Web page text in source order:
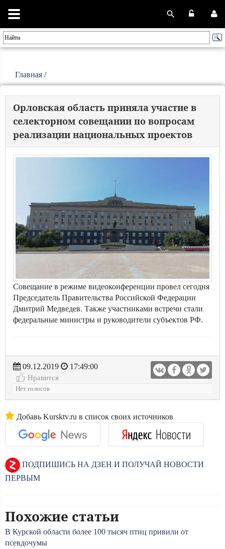
Главная /
Орловская область приняла участие в
селекторном совещании по вопросам
реализации национальных проектов
Совещание в режиме видеоконференции провел сегодня
Председатель Правительства Российской Федерации
Дмитрий Медведев. Также участниками встречи стали
федеральные министры и руководители субъектов РФ.
09.12.2019
17:49:00
Нравится
Нет голосов
Добавь Kursktv.ru в список своих источников
ПОДПИШИСЬ НА ДЗЕН И ПОЛУЧАЙ НОВОСТИ
ПЕРВЫМ
Похожие статьи
В Курской области более 100 тысяч птиц привили от
псевдочумы